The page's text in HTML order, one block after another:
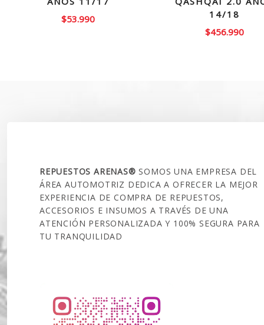
$53.990
14/18
$456.990
REPUESTOS ARENAS®SOMOS UNA EMPRESA DEL
ÁREA AUTOMOTRIZ DEDICA A OFRECER LA MEJOR
EXPERIENCIA DE COMPRA DE REPUESTOS,
ACCESORIOS E INSUMOS A TRAVÉS DE UNA
ATENCIÓN PERSONALIZADA Y 100% SEGURA PARA
TU TRANQUILIDAD